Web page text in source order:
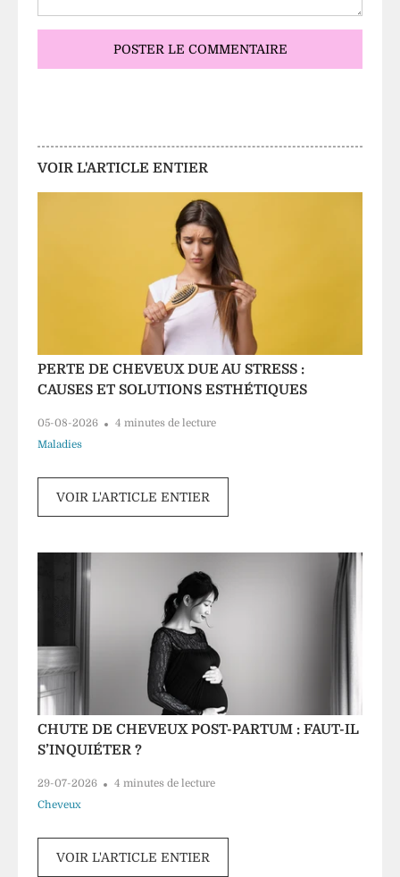
VOIR L'ARTICLE ENTIER
PERTE DE CHEVEUX DUE AU STRESS :
CAUSES ET SOLUTIONS ESTHÉTIQUES
05-08-2026
4 minutes de lecture
Maladies
VOIR L'ARTICLE ENTIER
CHUTE DE CHEVEUX POST-PARTUM : FAUT-IL
S’INQUIÉTER ?
29-07-2026
4 minutes de lecture
Cheveux
VOIR L'ARTICLE ENTIER